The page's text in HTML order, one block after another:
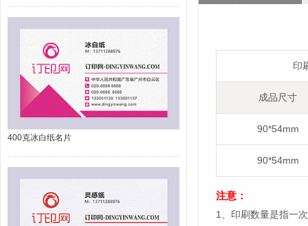
400克冰白纸名片
印
成品尺寸
90*54mm
90*54mm
注意：
1、印刷数量是指一